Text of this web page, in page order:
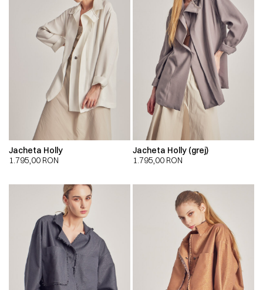
Jacheta Holly
1.795,00 RON
Jacheta Holly (grej)
1.795,00 RON